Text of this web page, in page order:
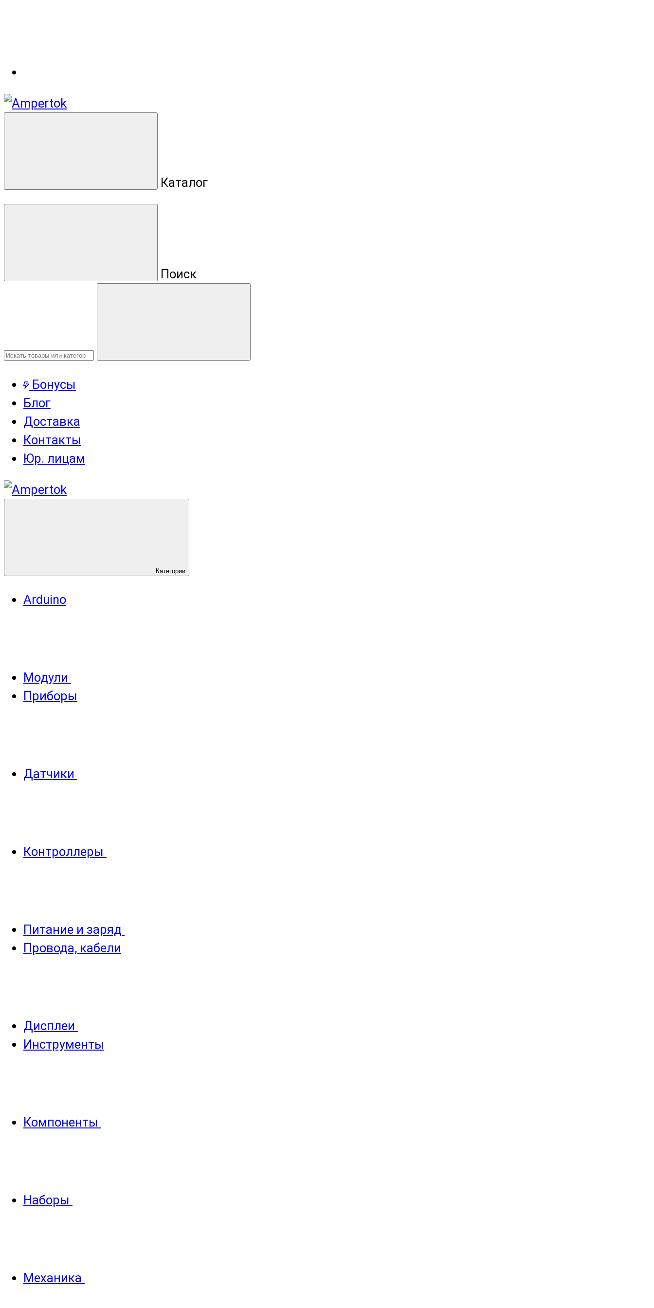
Каталог
Поиск
Бонусы
Блог
Доставка
Контакты
Юр. лицам
Категории
Arduino
Модули
Приборы
Датчики
Контроллеры
Питание и заряд
Провода, кабели
Дисплеи
Инструменты
Компоненты
Наборы
Механика